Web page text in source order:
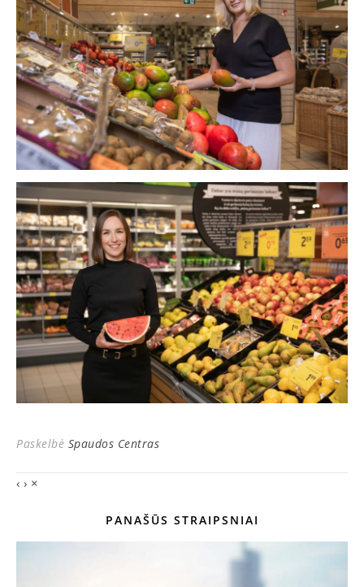
Paskelbė Spaudos Centras
‹ › ×
PANAŠŪS STRAIPSNIAI